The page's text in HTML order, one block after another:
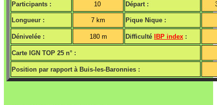
Participants : 10 Départ :
Longueur : 7 km Pique Nique :
Dénivelée : 180 m Difficulté IBP index :
Carte IGN TOP 25 n° :
Position par rapport à Buis-les-Baronnies :